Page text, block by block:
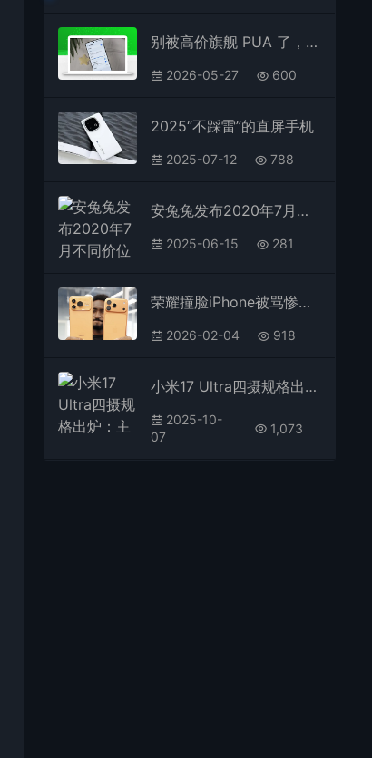
别被高价旗舰 PUA 了，这 3 台高配手机跌到亲民价，16GB+512GB 闭眼冲
2026-05-27 600
2025“不踩雷”的直屏手机
2025-07-12 788
安兔兔发布2020年7月不同价位Android手机性价比排行
2025-06-15 281
荣耀撞脸iPhone被骂惨！客服回应后，网友又吵翻了
2026-02-04 918
小米17 Ultra四摄规格出炉：主摄告别索尼 用上国产一英寸传感器
2025-10-
07
1,073